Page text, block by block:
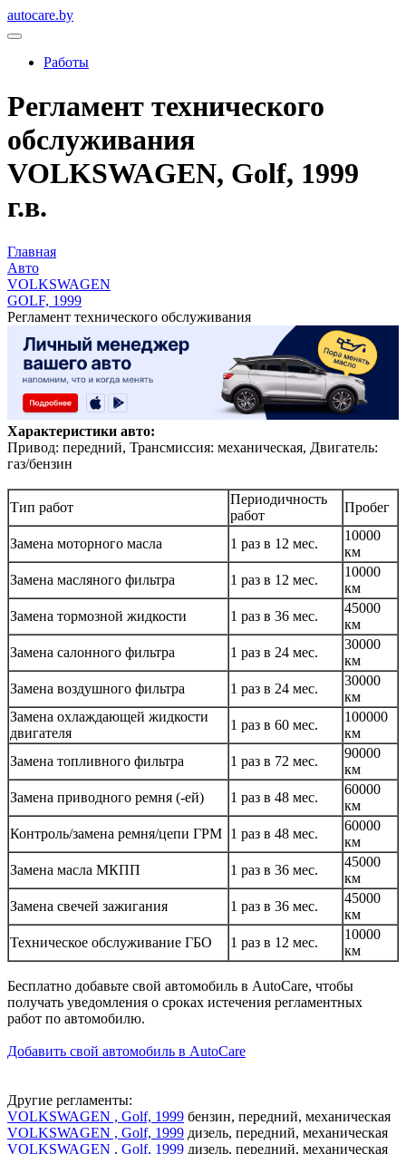
autocare.by
Работы
Регламент технического
обслуживания
VOLKSWAGEN, Golf, 1999
г.в.
Главная
Авто
VOLKSWAGEN
GOLF, 1999
Регламент технического обслуживания
Характеристики авто:
Привод: передний, Трансмиссия: механическая, Двигатель:
газ/бензин
Тип работ
Периодичность
работ
Пробег
Замена моторного масла 1 раз в 12 мес.
10000
км
Замена масляного фильтра
1 раз в 12 мес.
10000
км
Замена тормозной жидкости
1 раз в 36 мес.
45000
км
Замена салонного фильтра
1 раз в 24 мес.
30000
км
Замена воздушного фильтра
1 раз в 24 мес.
30000
км
Замена охлаждающей жидкости
двигателя
1 раз в 60 мес.
100000
км
Замена топливного фильтра
1 раз в 72 мес.
90000
км
Замена приводного ремня (-ей)
1 раз в 48 мес.
60000
км
Контроль/замена ремня/цепи ГРМ 1 раз в 48 мес.
60000
км
Замена масла МКПП
1 раз в 36 мес.
45000
км
Замена свечей зажигания
1 раз в 36 мес.
45000
км
Техническое обслуживание ГБО
1 раз в 12 мес.
10000
км
Бесплатно добавьте свой автомобиль в AutoCare, чтобы
получать уведомления о сроках истечения регламентных
работ по автомобилю.
Добавить свой автомобиль в AutoCare
Другие регламенты:
VOLKSWAGEN , Golf, 1999 бензин, передний, механическая
VOLKSWAGEN , Golf, 1999 дизель, передний, механическая
VOLKSWAGEN , Golf, 1999 дизель, передний, механическая